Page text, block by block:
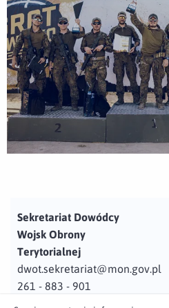
Sekretariat Dowódcy
Wojsk Obrony
Terytorialnej
dwot.sekretariat@mon.gov.pl
261 - 883 - 901